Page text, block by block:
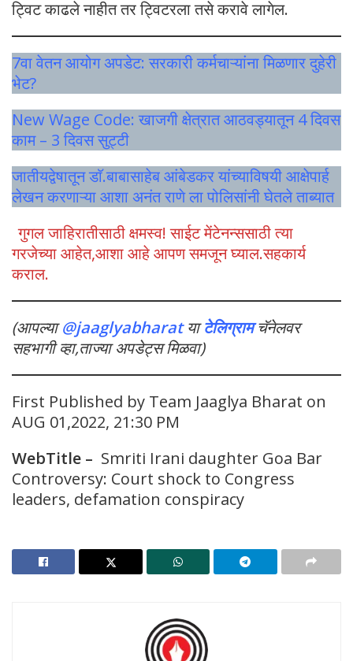
ट्विट काढले नाहीत तर ट्विटरला तसे करावे लागेल.
7वा वेतन आयोग अपडेट: सरकारी कर्मचाऱ्यांना मिळणार दुहेरी
भेट?
New Wage Code: खाजगी क्षेत्रात आठवड्यातून 4 दिवस
काम – 3 दिवस सुट्टी
जातीयद्वेषातून डाॅ.बाबासाहेब आंबेडकर यांच्याविषयी आक्षेपार्ह
लेखन करणाऱ्या आशा अनंत राणे ला पोलिसांनी घेतले ताब्यात
गुगल जाहिरातीसाठी क्षमस्व! साईट मेंटेनन्ससाठी त्या
गरजेच्या आहेत,आशा आहे आपण समजून घ्याल.सहकार्य
कराल.
(आपल्या@jaaglyabharat याटेलिग्राम चॅनेलवर
सहभागी व्हा,ताज्या अपडेट्स मिळवा)
First Published by Team Jaaglya Bharat on
AUG 01,2022, 21:30 PM
WebTitle – Smriti Irani daughter Goa Bar
Controversy: Court shock to Congress
leaders, defamation conspiracy